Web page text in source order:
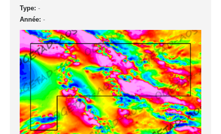
Type: -
Année: -